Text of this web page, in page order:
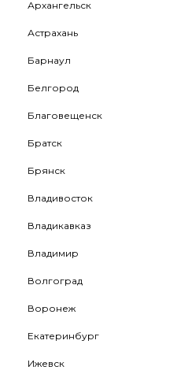
Архангельск
Астрахань
Барнаул
Белгород
Благовещенск
Братск
Брянск
Владивосток
Владикавказ
Владимир
Волгоград
Воронеж
Екатеринбург
Ижевск